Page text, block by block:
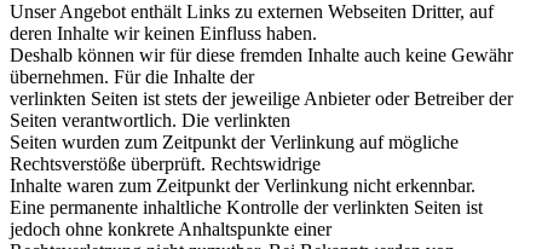
Unser Angebot enthält Links zu externen Webseiten Dritter, auf
deren Inhalte wir keinen Einfluss haben.
Deshalb können wir für diese fremden Inhalte auch keine Gewähr
übernehmen. Für die Inhalte der
verlinkten Seiten ist stets der jeweilige Anbieter oder Betreiber der
Seiten verantwortlich. Die verlinkten
Seiten wurden zum Zeitpunkt der Verlinkung auf mögliche
Rechtsverstöße überprüft. Rechtswidrige
Inhalte waren zum Zeitpunkt der Verlinkung nicht erkennbar.
Eine permanente inhaltliche Kontrolle der verlinkten Seiten ist
jedoch ohne konkrete Anhaltspunkte einer